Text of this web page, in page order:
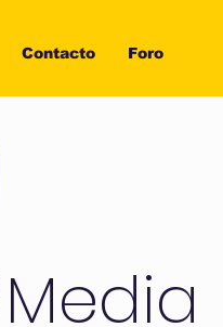
Contacto Foro
Media